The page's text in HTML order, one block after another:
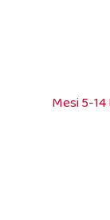
Mesi 5-